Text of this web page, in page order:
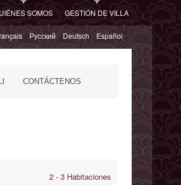
SOMOS GESTIÓN DE VILLA
Русский Deutsch Español
CONTÁCTENOS
2 - 3 Habitaciones